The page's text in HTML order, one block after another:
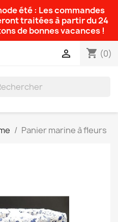
été : Les commandes
traitées à partir du 24
de bonnes vacances !
shopping_cart (0)

Panier marine à fleurs